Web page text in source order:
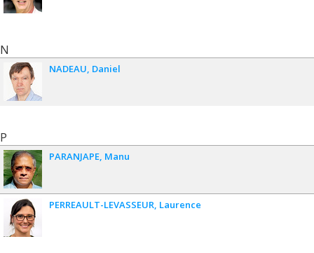
N
NADEAU Daniel
P
PARANJAPE Manu
PERREAULT-LEVASSEUR Laurence